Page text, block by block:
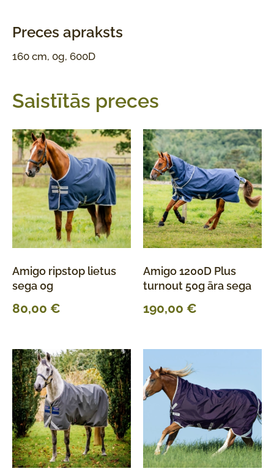
Preces apraksts
160 cm, 0g, 600D
Saistītās preces
Amigo ripstop lietus
sega 0g
80,00 €
Amigo 1200D Plus
turnout 50g āra sega
190,00 €